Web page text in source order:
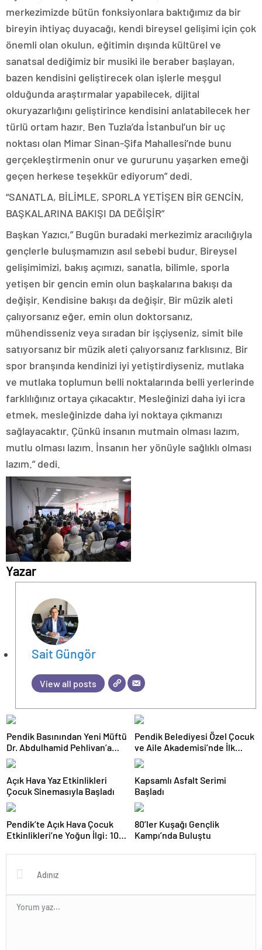
merkezimizde bütün fonksiyonlara baktığımız da bir
bireyin ihtiyaç duyacağı, kendi bireysel gelişimi için çok
önemli olan okulun, eğitimin dışında kültürel ve
sanatsal dediğimiz bir musiki ile beraber başlayan,
bazen kendisini geliştirecek olan işlerle meşgul
olduğunda araştırmalar yapabilecek, dijital
okuryazarlığını geliştirince kendisini anlatabilecek her
türlü ortam hazır. Ben Tuzla’da İstanbul’un bir uç
noktası olan Mimar Sinan-Şifa Mahallesi’nde bunu
gerçekleştirmenin onur ve gururunu yaşarken emeği
geçen herkese teşekkür ediyorum” dedi.
“SANATLA, BİLİMLE, SPORLA YETİŞEN BİR GENCİN,
BAŞKALARINA BAKIŞI DA DEĞİŞİR”
Başkan Yazıcı,” Bugün buradaki merkezimiz aracılığıyla
gençlerle buluşmamızın asıl sebebi budur. Bireysel
gelişimimizi, bakış açımızı, sanatla, bilimle, sporla
yetişen bir gencin emin olun başkalarına bakışı da
değişir. Kendisine bakışı da değişir. Bir müzik aleti
çalıyorsanız eğer, emin olun doktorsanız,
mühendisseniz veya sıradan bir işçiyseniz, simit bile
satıyorsanız bir müzik aleti çalıyorsanız farklısınız. Bir
spor branşında kendinizi iyi yetiştirdiyseniz, mutlaka
ve mutlaka toplumun belli noktalarında belli yerlerinde
farklılığınız ortaya çıkacaktır. Mesleğinizi daha iyi icra
etmek, mesleğinizde daha iyi noktaya çıkmanızı
sağlayacaktır. Çünkü insanın mutmain olması lazım,
mutlu olması lazım. İnsanın her yönüyle sağlıklı olması
lazım.” dedi.
Yazar
Sait Güngör
View all posts
Pendik Basınından Yeni Müftü
Dr. Abdulhamid Pehlivan’a
Hayırlı Olsun Ziyareti
Pendik Belediyesi Özel Çocuk
ve Aile Akademisi’nde İlk
Dönem Tamamlandı: 60
Çocuğa Destek Sağlandı
Açık Hava Yaz Etkinlikleri
Çocuk Sinemasıyla Başladı
Kapsamlı Asfalt Serimi
Başladı
Pendik’te Açık Hava Çocuk
Etkinlikleri’ne Yoğun İlgi: 10
80’ler Kuşağı Gençlik
Kampı’nda Buluştu